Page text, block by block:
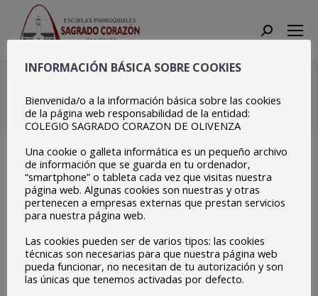
Search:
Estás aquí:
Inicio IMG_9938
INFORMACIÓN BÁSICA SOBRE COOKIES
Bienvenida/o a la información básica sobre las cookies
de la página web responsabilidad de la entidad:
COLEGIO SAGRADO CORAZON DE OLIVENZA
Una cookie o galleta informática es un pequeño archivo
de información que se guarda en tu ordenador,
“smartphone” o tableta cada vez que visitas nuestra
página web. Algunas cookies son nuestras y otras
pertenecen a empresas externas que prestan servicios
para nuestra página web.
Las cookies pueden ser de varios tipos: las cookies
técnicas son necesarias para que nuestra página web
pueda funcionar, no necesitan de tu autorización y son
las únicas que tenemos activadas por defecto.